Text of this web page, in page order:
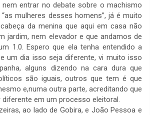
nem entrar no debate sobre o machismo
mulheres desses homens”, já é muito
da menina que aqui em casa não
jardim, nem elevador e que andamos de
1.0. Espero que ela tenha entendido a
um dia isso seja diferente, vi muito isso
alguns dizendo na cara dura que
são iguais, outros que tem é que
e,numa outra parte, acreditando que
em um processo eleitoral.
ao lado de Gobira, e João Pessoa e